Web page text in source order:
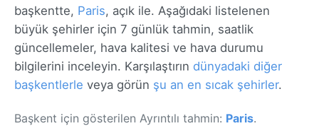
başkentte, Paris, açık ile. Aşağıdaki listelenen
büyük şehirler için 7 günlük tahmin, saatlik
güncellemeler, hava kalitesi ve hava durumu
bilgilerini inceleyin. Karşılaştırın dünyadaki diğer
başkentlerle veya görün şu an en sıcak şehirler.
Başkent için gösterilen Ayrıntılı tahmin: Paris.